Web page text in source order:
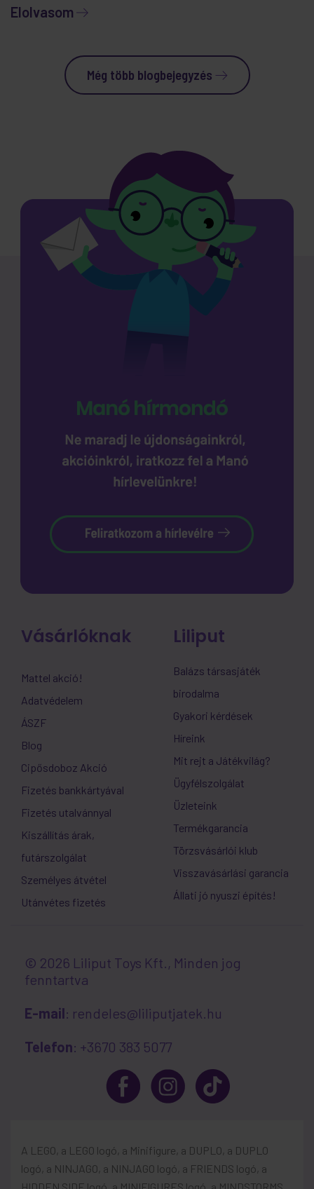
Elolvasom
Még több blogbejegyzés
Vásárlóknak
Mattel akció!
Adatvédelem
ÁSZF
Blog
Cipősdoboz Akció
Fizetés bankkártyával
Fizetés utalvánnyal
Kiszállítás árak,
futárszolgálat
Személyes átvétel
Utánvétes fizetés
Liliput
Balázs társasjáték
birodalma
Gyakori kérdések
Híreink
Mit rejt a Játékvilág?
Ügyfélszolgálat
Üzleteink
Termékgarancia
Törzsvásárlói klub
Visszavásárlási garancia
Állati jó nyuszi építés!
© 2026 Liliput Toys Kft., Minden jog
fenntartva
E-mail: rendeles@liliputjatek.hu
Telefon: +3670 383 5077
A LEGO, a LEGO logó, a Minifigure, a DUPLO, a DUPLO
logó, a NINJAGO, a NINJAGO logó, a FRIENDS logó, a
HIDDEN SIDE logó, a MINIFIGURES logó, a MINDSTORMS,